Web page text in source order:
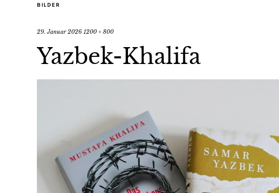
BILDER
29. Januar 2026 1200 × 800
Yazbek-Khalifa